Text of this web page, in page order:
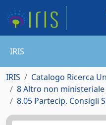
IRIS
IRIS
Catalogo Ricerca
8 Altro non ministeriale
8.05 Partecip. Consigli